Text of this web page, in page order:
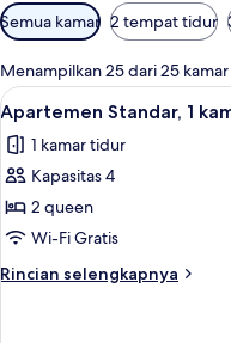
Filter
tersedia
untuk
kamar
Semua kamar 2 tempat tidur
Menampilkan 25 dari 25 kamar
Lihat
semua
foto
untuk
Apartemen
Standar,
1
kamar
11
Apartemen Standar, 1
1 kamar tidur
Kapasitas 4
2 queen
Wi-Fi Gratis
Rincian selengkapnya
Rincian